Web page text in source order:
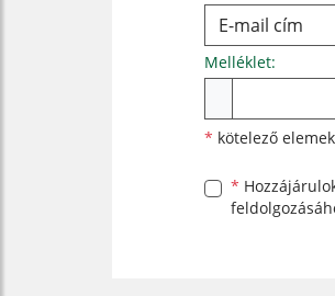
Melléklet:
* kötelező elemek
*